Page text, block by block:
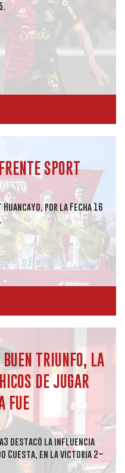
SPORT
por la Fecha 16
TRIUNFO, LA
DE JUGAR
FUE
destacó la influencia
Cuesta, en la victoria 2–